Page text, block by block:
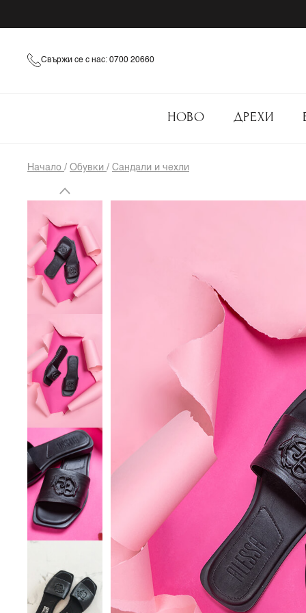
Свържи се с нас: 0700 20660
НОВО ДРЕХИ
Начало / Обувки / Сандали и чехли